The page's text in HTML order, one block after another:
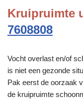
Kruipruimte
7608808
Vocht overlast en/of
is niet een gezonde
Pak eerst de oorzaak
de kruipruimte